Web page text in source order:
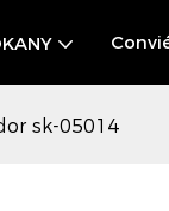
sk-05014